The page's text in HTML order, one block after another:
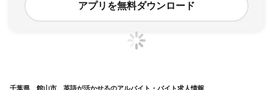
アプリを無料ダウンロード
千葉県、館山市、英語が活かせるのアルバイト・バイト求人情報